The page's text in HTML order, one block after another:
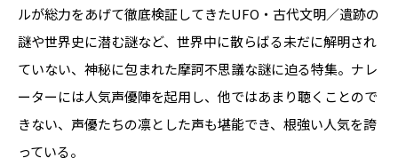
ルが総力をあげて徹底検証してきたUFO・古代文明／遺跡の
謎や世界史に潜む謎など、世界中に散らばる未だに解明され
ていない、神秘に包まれた摩訶不思議な謎に迫る特集。ナレ
ーターには人気声優陣を起用し、他ではあまり聴くことので
きない、声優たちの凛とした声も堪能でき、根強い人気を誇
っている。